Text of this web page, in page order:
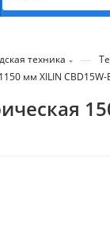
техника —
мм XILIN CBD15W-